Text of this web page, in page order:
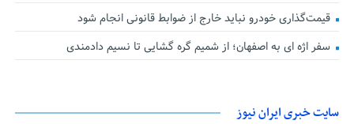
قیمت‌گذاری خودرو نباید خارج از ضوابط قانونی انجام شود
سفر اژه ای به اصفهان؛ از شمیم گره گشایی تا نسیم دادمندی
سایت خبری ایران نیوز